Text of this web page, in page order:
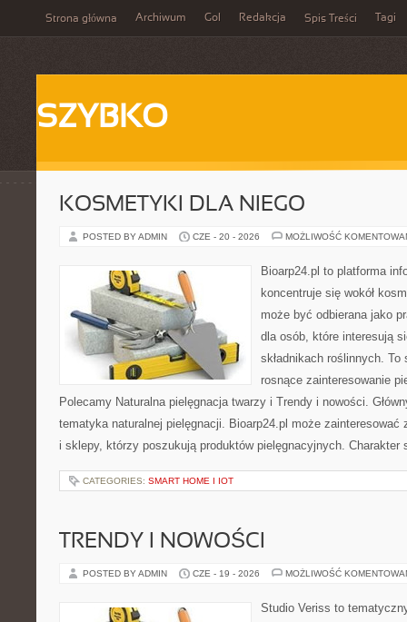
Strona główna Archiwum Gol Redakcja Spis Treści Tagi
SZYBKO
KOSMETYKI DLA NIEGO
POSTED BY ADMIN CZE - 20 - 2026 MOŻLIWOŚĆ
Bioarp24.pl to platforma
koncentruje się wokół
może być odbierana jako
dla osób, które interesują
składnikach roślinnych.
rosnące zainteresowanie
Polecamy Naturalna pielęgnacja twarzy i Trendy i nowości.
tematyka naturalnej pielęgnacji. Bioarp24.pl może zainteresować
i sklepy, którzy poszukują produktów pielęgnacyjnych.
CATEGORIES: SMART HOME I IOT
TRENDY I NOWOŚCI
POSTED BY ADMIN CZE - 19 - 2026 MOŻLIWOŚĆ
Studio Veriss to